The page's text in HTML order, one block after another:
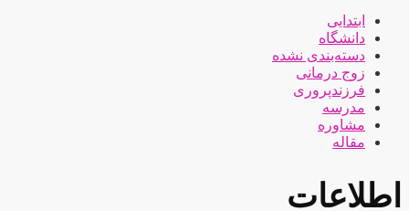
ابتدایی
دانشگاه
دسته‌بندی نشده
زوج درمانی
فرزندپروری
مدرسه
مشاوره
مقاله
اطلاعات